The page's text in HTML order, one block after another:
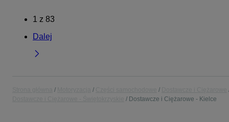
1 z 83
Dalej
Dostawcze i Ciężarowe - Kielce